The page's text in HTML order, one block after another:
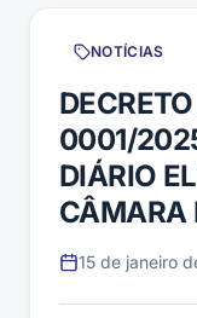
NOTÍCIAS
0001/
DIÁRIO
CÂMARA
15 de janeiro